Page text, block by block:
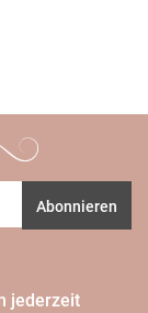
Abonnieren
jederzeit